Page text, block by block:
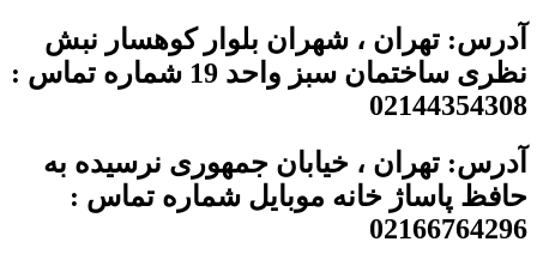
آدرس: تهران ، شهران بلوار کوهسار نبش
نظری ساختمان سبز واحد 19 شماره تماس :
02144354308
آدرس: تهران ، خیابان جمهوری نرسیده به
حافظ پاساژ خانه موبایل شماره تماس :
02166764296